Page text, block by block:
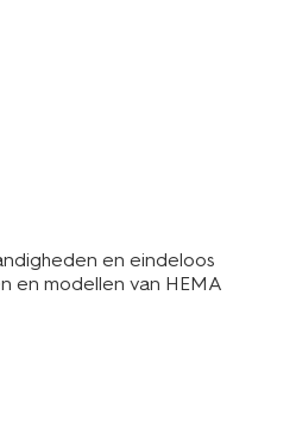
en eindeloos
en modellen van HEMA